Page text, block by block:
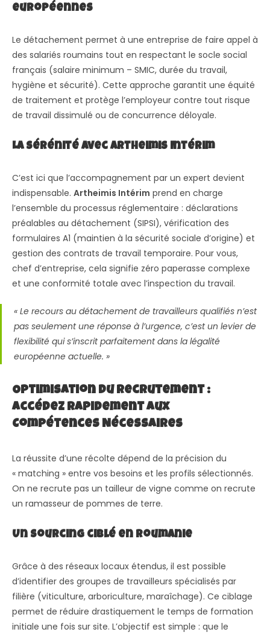
européennes
Le détachement permet à une entreprise de faire appel à
des salariés roumains tout en respectant le socle social
français (salaire minimum – SMIC, durée du travail,
hygiène et sécurité). Cette approche garantit une équité
de traitement et protège l’employeur contre tout risque
de travail dissimulé ou de concurrence déloyale.
La sérénité avec Artheimis Intérim
C’est ici que l’accompagnement par un expert devient
indispensable. Artheimis Intérim prend en charge
l’ensemble du processus réglementaire : déclarations
préalables au détachement (SIPSI), vérification des
formulaires A1 (maintien à la sécurité sociale d’origine) et
gestion des contrats de travail temporaire. Pour vous,
chef d’entreprise, cela signifie zéro paperasse complexe
et une conformité totale avec l’inspection du travail.
« Le recours au détachement de travailleurs qualifiés n’est
pas seulement une réponse à l’urgence, c’est un levier de
flexibilité qui s’inscrit parfaitement dans la légalité
européenne actuelle. »
Optimisation du Recrutement :
Accédez Rapidement aux
Compétences Nécessaires
La réussite d’une récolte dépend de la précision du
« matching » entre vos besoins et les profils sélectionnés.
On ne recrute pas un tailleur de vigne comme on recrute
un ramasseur de pommes de terre.
Un sourcing ciblé en Roumanie
Grâce à des réseaux locaux étendus, il est possible
d’identifier des groupes de travailleurs spécialisés par
filière (viticulture, arboriculture, maraîchage). Ce ciblage
permet de réduire drastiquement le temps de formation
initiale une fois sur site. L’objectif est simple : que le